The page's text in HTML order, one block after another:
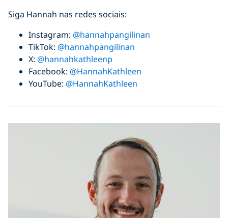
Siga Hannah nas redes sociais:
Instagram: @hannahpangilinan
TikTok: @hannahpangilinan
X: @hannahkathleenp
Facebook: @HannahKathleen
YouTube: @HannahKathleen